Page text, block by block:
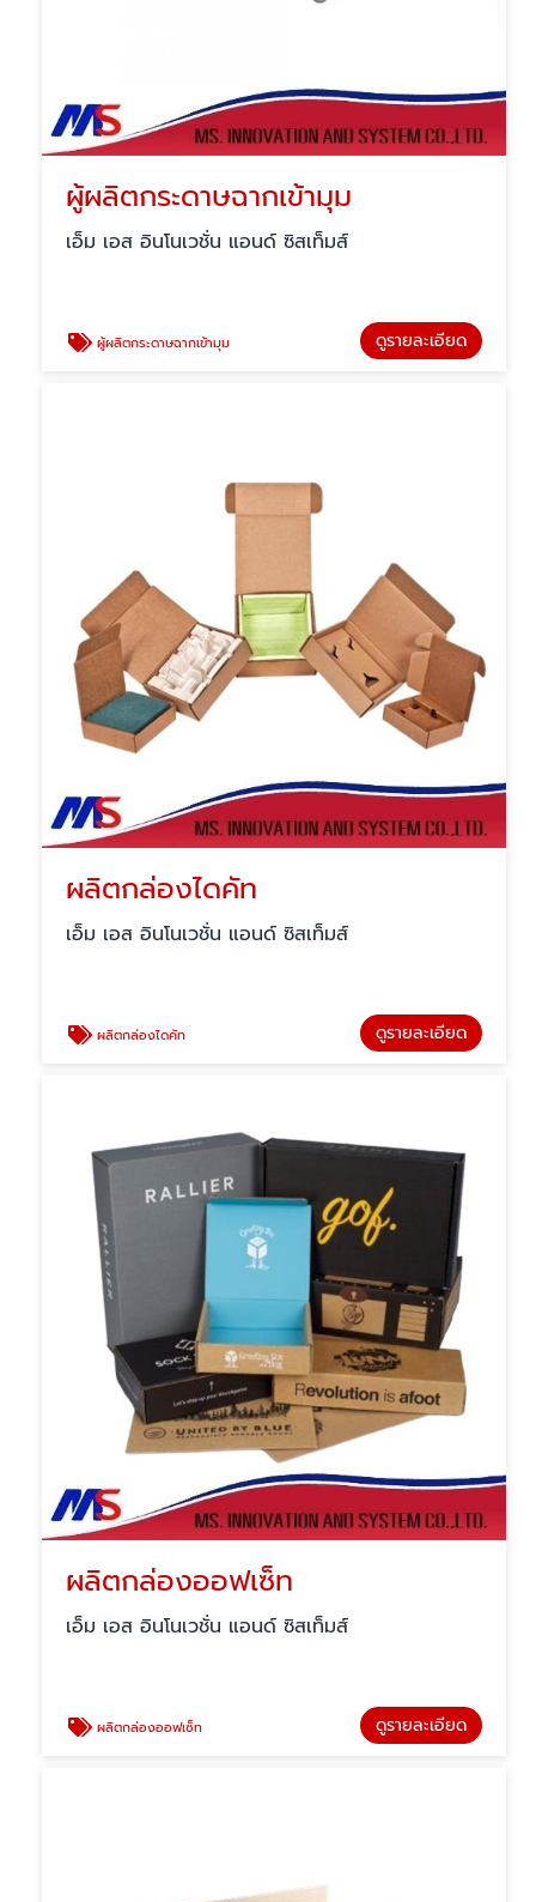
ผู้ผลิตกระดาษฉากเข้ามุม
เอ็ม เอส อินโนเวชั่น แอนด์ ซิสเท็มส์
ผู้ผลิตกระดาษฉากเข้ามุม ดูรายละเอียด
ผลิตกล่องไดคัท
เอ็ม เอส อินโนเวชั่น แอนด์ ซิสเท็มส์
ผลิตกล่องไดคัท ดูรายละเอียด
ผลิตกล่องออฟเซ็ท
เอ็ม เอส อินโนเวชั่น แอนด์ ซิสเท็มส์
ผลิตกล่องออฟเซ็ท ดูรายละเอียด